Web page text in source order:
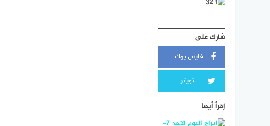
شارك على
فايس بوك
تويتر
إقرأ أيضا